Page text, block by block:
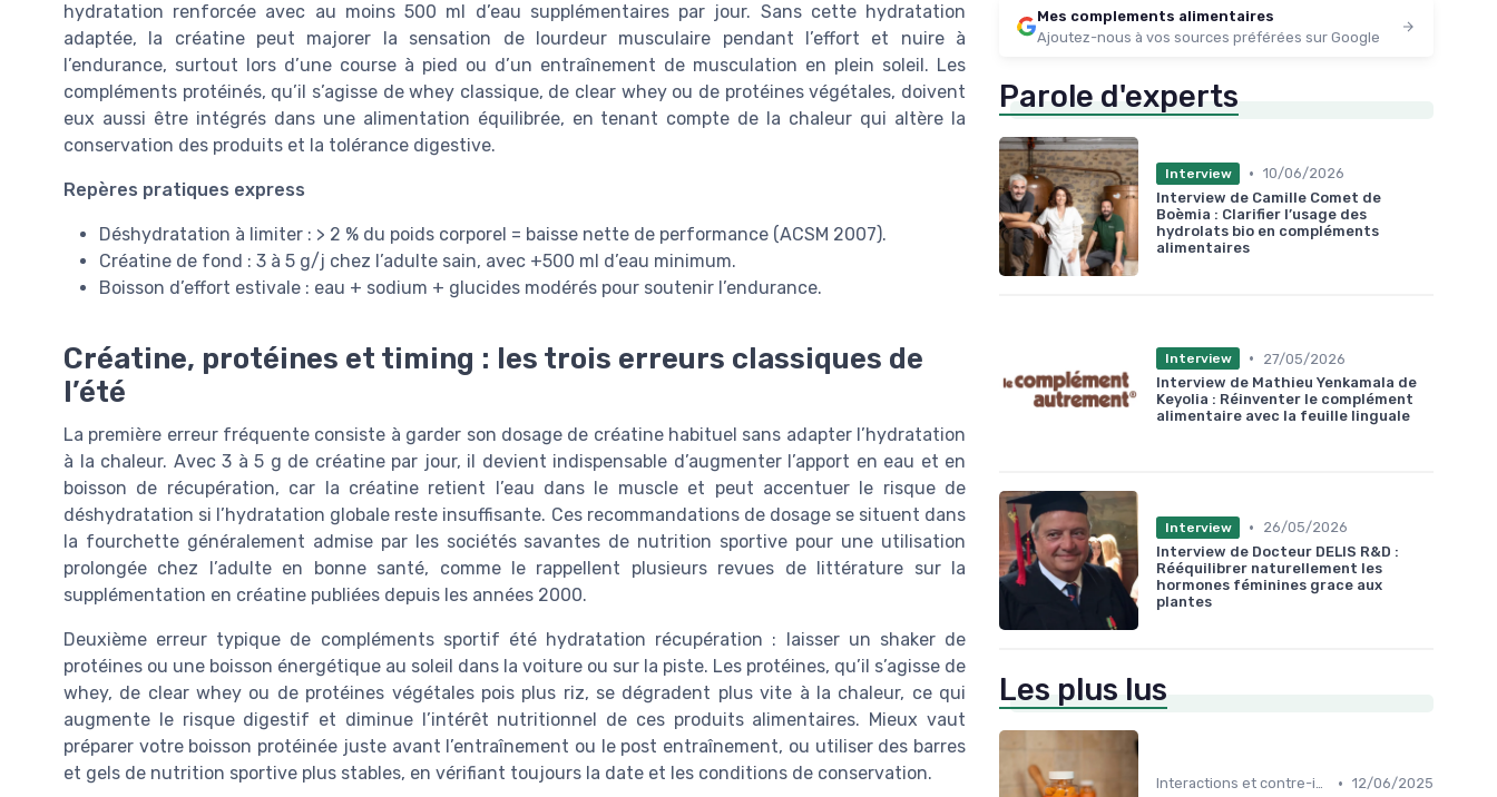
hydratation renforcée avec au moins 500 ml d’eau supplémentaires par jour. Sans cette hydratation
adaptée, la créatine peut majorer la sensation de lourdeur musculaire pendant l’effort et nuire à
l’endurance, surtout lors d’une course à pied ou d’un entraînement de musculation en plein soleil. Les
compléments protéinés, qu’il s’agisse de whey classique, de clear whey ou de protéines végétales, doivent
eux aussi être intégrés dans une alimentation équilibrée, en tenant compte de la chaleur qui altère la
conservation des produits et la tolérance digestive.
Repères pratiques express
Déshydratation à limiter : > 2 % du poids corporel = baisse nette de performance (ACSM 2007).
Créatine de fond : 3 à 5 g/j chez l’adulte sain, avec +500 ml d’eau minimum.
Boisson d’effort estivale : eau + sodium + glucides modérés pour soutenir l’endurance.
Créatine, protéines et timing : les trois erreurs classiques de
l’été
La première erreur fréquente consiste à garder son dosage de créatine habituel sans adapter l’hydratation
à la chaleur. Avec 3 à 5 g de créatine par jour, il devient indispensable d’augmenter l’apport en eau et en
boisson de récupération, car la créatine retient l’eau dans le muscle et peut accentuer le risque de
déshydratation si l’hydratation globale reste insuffisante. Ces recommandations de dosage se situent dans
la fourchette généralement admise par les sociétés savantes de nutrition sportive pour une utilisation
prolongée chez l’adulte en bonne santé, comme le rappellent plusieurs revues de littérature sur la
supplémentation en créatine publiées depuis les années 2000.
Deuxième erreur typique de compléments sportif été hydratation récupération : laisser un shaker de
protéines ou une boisson énergétique au soleil dans la voiture ou sur la piste. Les protéines, qu’il s’agisse de
whey, de clear whey ou de protéines végétales pois plus riz, se dégradent plus vite à la chaleur, ce qui
augmente le risque digestif et diminue l’intérêt nutritionnel de ces produits alimentaires. Mieux vaut
préparer votre boisson protéinée juste avant l’entraînement ou le post entraînement, ou utiliser des barres
et gels de nutrition sportive plus stables, en vérifiant toujours la date et les conditions de conservation.
Mes complements alimentaires
Ajoutez-nous à vos sources préférées sur Google
Parole d'experts
Interview • 10/06/2026
Interview de Camille Comet de
Boèmia : Clarifier l’usage des
hydrolats bio en compléments
alimentaires
Interview •
27/05/2026
Interview de Mathieu Yenkamala de
Keyolia : Réinventer le complément
alimentaire avec la feuille linguale
Interview •
26/05/2026
Interview de Docteur DELIS R&D :
Rééquilibrer naturellement les
hormones féminines grace aux
plantes
Les plus lus
Interactions et contre-indications • 12/06/2025